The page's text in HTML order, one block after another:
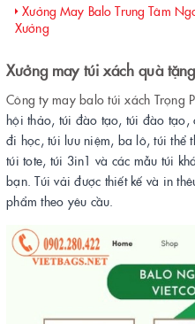
Xưởng May Balo Trung Tâm
Xưởng
Xưởng may túi xách quà
Công ty may balo túi xách Trọng
hội thảo, túi đào tạo, túi đào
đi học, túi lưu niệm, ba lô, túi thể
túi tote, túi 3in1 và các mẫu túi
bạn. Túi vải được thiết kế và in
phẩm theo yêu cầu.